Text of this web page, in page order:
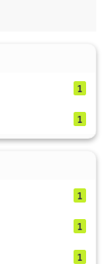
1
1
1
1
1